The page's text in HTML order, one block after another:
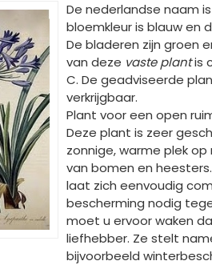
De nederlandse naam is
bloemkleur is blauw en
De bladeren zijn groen
van deze vaste plantis
C. De geadviseerde
verkrijgbaar.
Plant voor een open
Deze plant is zeer
zonnige, warme plek
van bomen en
laat zich eenvoudig
bescherming nodig
moet u ervoor waken
liefhebber. Ze stelt
bijvoorbeeld